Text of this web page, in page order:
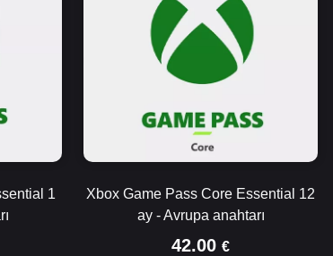
1
Xbox Game Pass Core Essential 12
ay - Avrupa anahtarı
42.00 €